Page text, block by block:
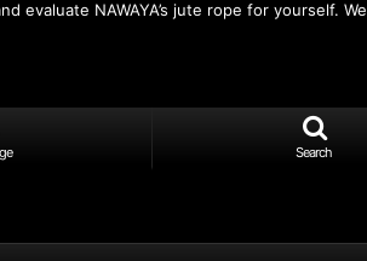
evaluate NAWAYA’s jute rope for
Search